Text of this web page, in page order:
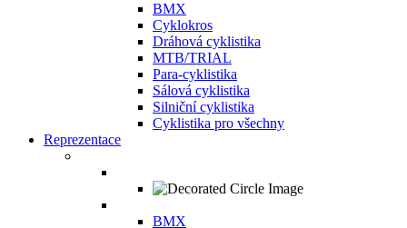
BMX
Cyklokros
Dráhová cyklistika
MTB/TRIAL
Para-cyklistika
Sálová cyklistika
Silniční cyklistika
Cyklistika pro všechny
Reprezentace
BMX